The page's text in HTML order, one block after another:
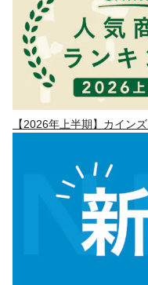
【2026年上半期】カイン